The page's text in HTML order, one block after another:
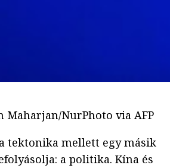
Maharjan/NurPhoto via AFP
tektonika mellett egy másik
a politika. Kína és